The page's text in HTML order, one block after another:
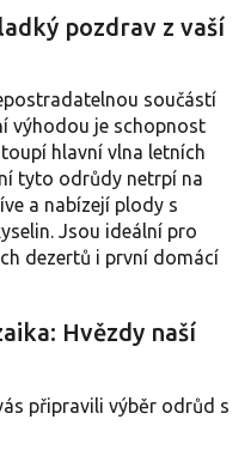
pozdrav z vaší
součástí
výhodou je schopnost
hlavní vlna letních
tyto odrůdy netrpí na
a nabízejí plody s
Jsou ideální pro
dezertů i první domácí
Hvězdy naší
připravili výběr odrůd s